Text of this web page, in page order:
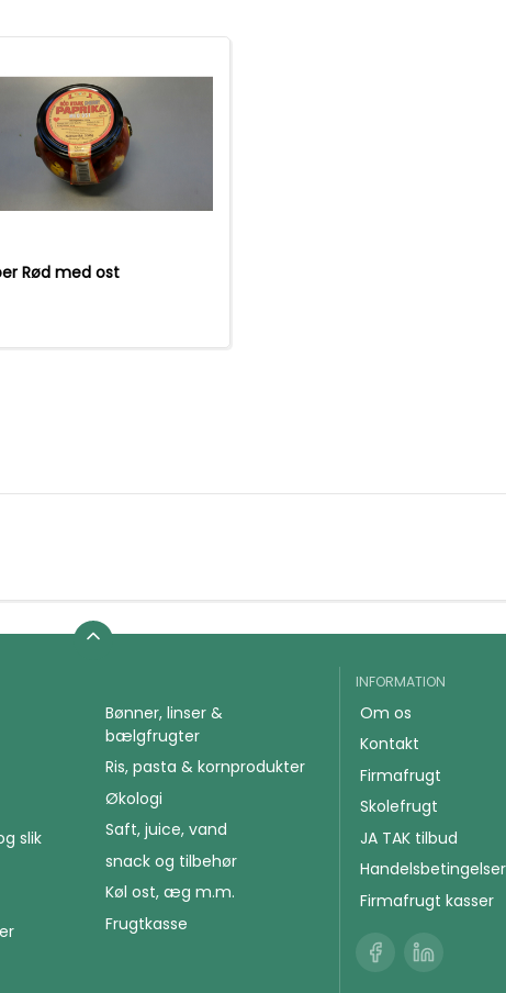
Rød med ost
slik
Bønner, linser &
bælgfrugter
Ris, pasta & kornprodukter
Økologi
Saft, juice, vand
snack og tilbehør
Køl ost, æg m.m.
Frugtkasse
INFORMATION
Om os
Kontakt
Firmafrugt
Skolefrugt
JA TAK tilbud
Handelsbetingelser
Firmafrugt kasser